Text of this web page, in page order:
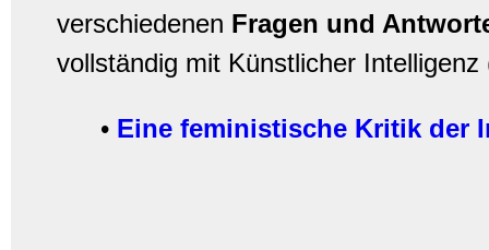
verschiedenen Fragen und
vollständig mit Künstlicher
• Eine feministische Kritik der